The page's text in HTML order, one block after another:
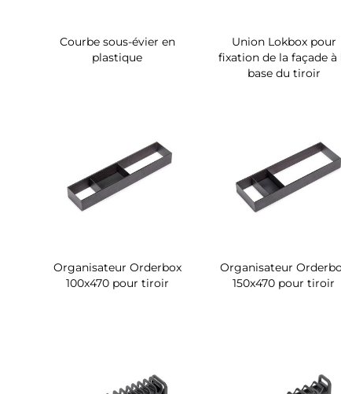
Courbe sous-évier en
plastique
Union Lokbox pour
fixation de la façade à
base du tiroir
Organisateur Orderbox
100x470 pour tiroir
Organisateur
150x470 pour tiroir